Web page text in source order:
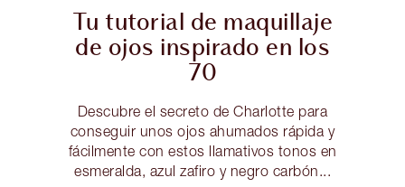
Tu tutorial de maquillaje
de ojos inspirado en los
70
Descubre el secreto de Charlotte para
conseguir unos ojos ahumados rápida y
fácilmente con estos llamativos tonos en
esmeralda, azul zafiro y negro carbón...